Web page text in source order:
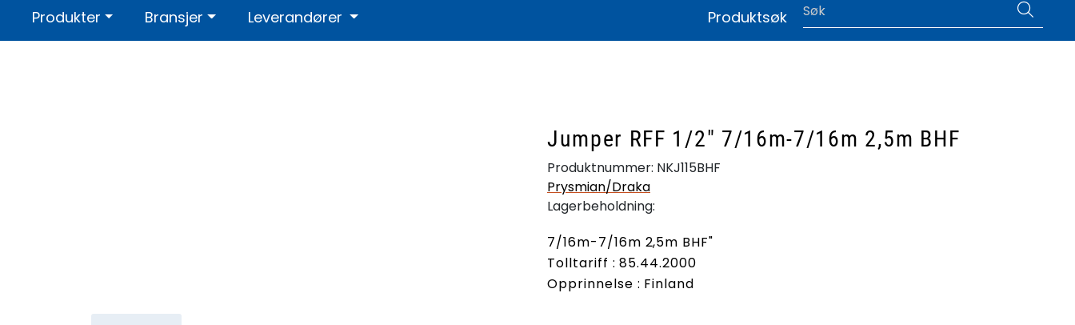
Skip to main content
Kontakt ossOm oss Sertifikater og dokumentasjon | Language
Produkter Bransjer Leverandører Produktsøk
Jumper RFF 1/2" 7/16m-7/16m 2,5m BHF
Produktnummer: NKJ115BHF
Prysmian/Draka
Lagerbeholdning:
7/16m-7/16m 2,5m BHF"
Tolltariff : 85.44.2000
Opprinnelse : Finland